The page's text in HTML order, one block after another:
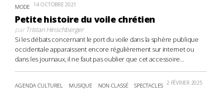
MODE 14 OCTOBRE 2021
Petite histoire du voile chrétien
parTristan Hinschberger
Si les débats concernant le port du voile dans la sphère publique
occidentale apparaissent encore régulièrement sur internet ou
dans les journaux, il ne faut pas oublier que cet accessoire...
AGENDA CULTUREL MUSIQUE NON CLASSÉ SPECTACLES 2 FÉVRIER 2025